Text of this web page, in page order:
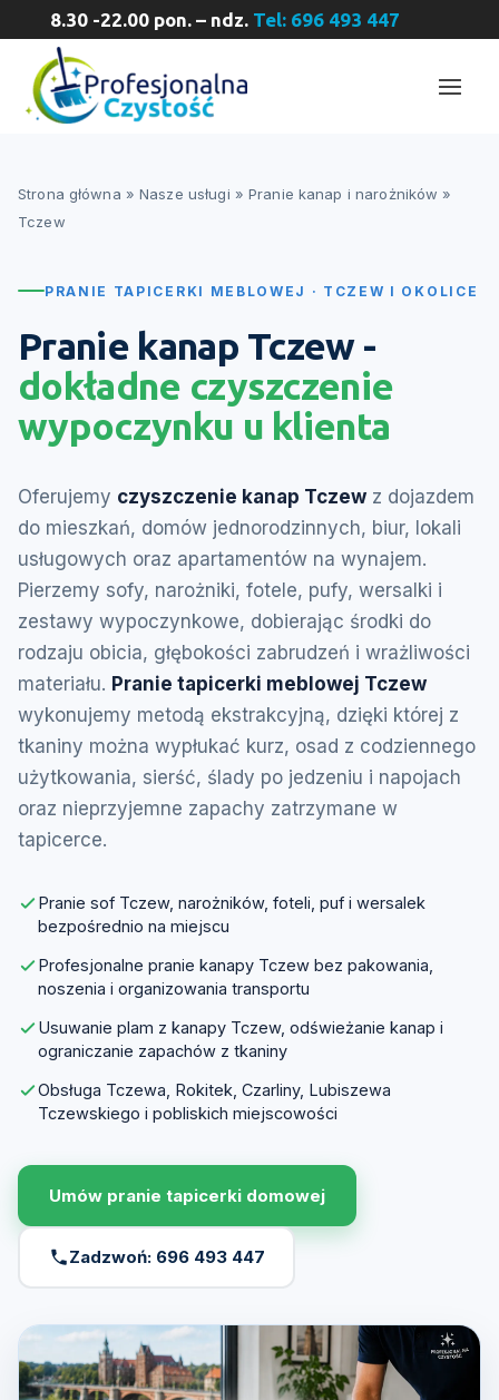
8.30 -22.00 pon. – ndz. Tel: 696 493 447
Strona główna »Nasze usługi »Pranie kanap i narożników »
Tczew
PRANIE TAPICERKI MEBLOWEJ · TCZEW I OKOLICE
Pranie kanap Tczew -
dokładne czyszczenie
wypoczynku u klienta
Oferujemy czyszczenie kanap Tczew z dojazdem
do mieszkań, domów jednorodzinnych, biur, lokali
usługowych oraz apartamentów na wynajem.
Pierzemy sofy, narożniki, fotele, pufy, wersalki i
zestawy wypoczynkowe, dobierając środki do
rodzaju obicia, głębokości zabrudzeń i wrażliwości
materiału. Pranie tapicerki meblowej Tczew
wykonujemy metodą ekstrakcyjną, dzięki której z
tkaniny można wypłukać kurz, osad z codziennego
użytkowania, sierść, ślady po jedzeniu i napojach
oraz nieprzyjemne zapachy zatrzymane w
tapicerce.
Pranie sof Tczew, narożników, foteli, puf i wersalek
bezpośrednio na miejscu
Profesjonalne pranie kanapy Tczew bez pakowania,
noszenia i organizowania transportu
Usuwanie plam z kanapy Tczew, odświeżanie kanap i
ograniczanie zapachów z tkaniny
Obsługa Tczewa, Rokitek, Czarliny, Lubiszewa
Tczewskiego i pobliskich miejscowości
Umów pranie tapicerki domowej
Zadzwoń: 696 493 447